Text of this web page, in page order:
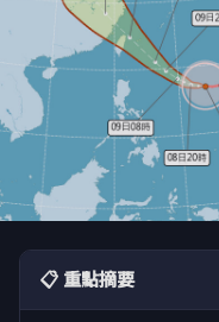
📋 重點摘要